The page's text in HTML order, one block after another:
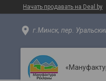
Начать продавать на Deal.by
г.Минск, пер.